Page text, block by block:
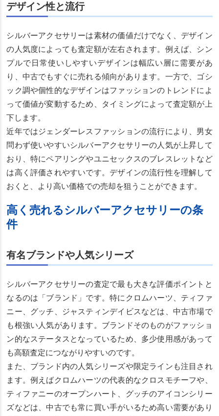
デザイン性と流行
シルバーアクセサリーは素材の価値だけでなく、デザイン
の人気度によっても査定額が左右されます。例えば、シン
プルで日常使いしやすいデザインは幅広い層に需要があ
り、中古でもすぐに売れる傾向があります。一方で、ゴシ
ック調や個性的なデザインはファッションのトレンドによ
って価値が変動するため、タイミングによって査定額が上
下します。
近年ではジェンダーレスファッションの流行により、男女
問わず使いやすいシルバーアクセサリーの人気が上昇して
おり、特にペアリングやユニセックスのブレスレットなど
は高く評価されやすいです。デザインの流行性を理解して
おくと、より高い価格での売却を狙うことができます。
高く売れるシルバーアクセサリーの条
件
有名ブランドや人気シリーズ
シルバーアクセサリーの査定で最も大きな評価ポイントと
なるのは「ブランド」です。特にクロムハーツ、ティファ
ニー、グッチ、ジャスティンデイビスなどは、中古市場で
も根強い人気があります。ブランドそのものがファッショ
ン的なステータスとなっているため、多少使用感があって
も高額査定につながりやすいのです。
また、ブランド内の人気シリーズや限定ラインも注目され
ます。例えばクロムハーツの代表的なクロスモチーフや、
ティファニーのオープンハート、グッチのアイコンシリー
ズなどは、中古でも常に買い手がいるため高い需要があり